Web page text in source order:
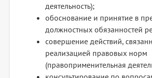
деятельность);
обоснование и принятие в
должностных обязанностей
совершение действий,
реализацией правовых норм
(правоприменительная